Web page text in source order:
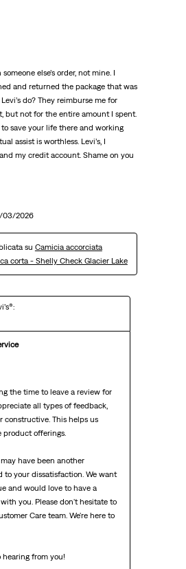
else’s order, not mine. I
and returned the package that was
do? They reimburse me for
but not for the entire amount I spent.
to save your life there and working
assist is worthless. Levi’s, I
my credit account. Shame on you
03/2026
su Camicia accorciata
corta - Shelly Check Glacier Lake
the time to leave a review for
all types of feedback,
constructive. This helps us
product offerings.
have been another
to your dissatisfaction. We want
and would love to have a
you. Please don't hesitate to
Care team. We're here to
hearing from you!